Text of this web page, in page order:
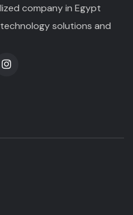
company in Egypt
solutions and